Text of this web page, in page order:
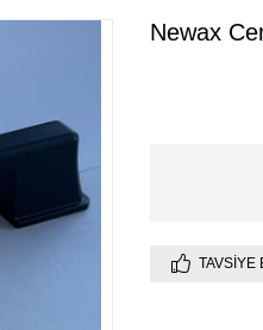
Newax
TAVSIYE